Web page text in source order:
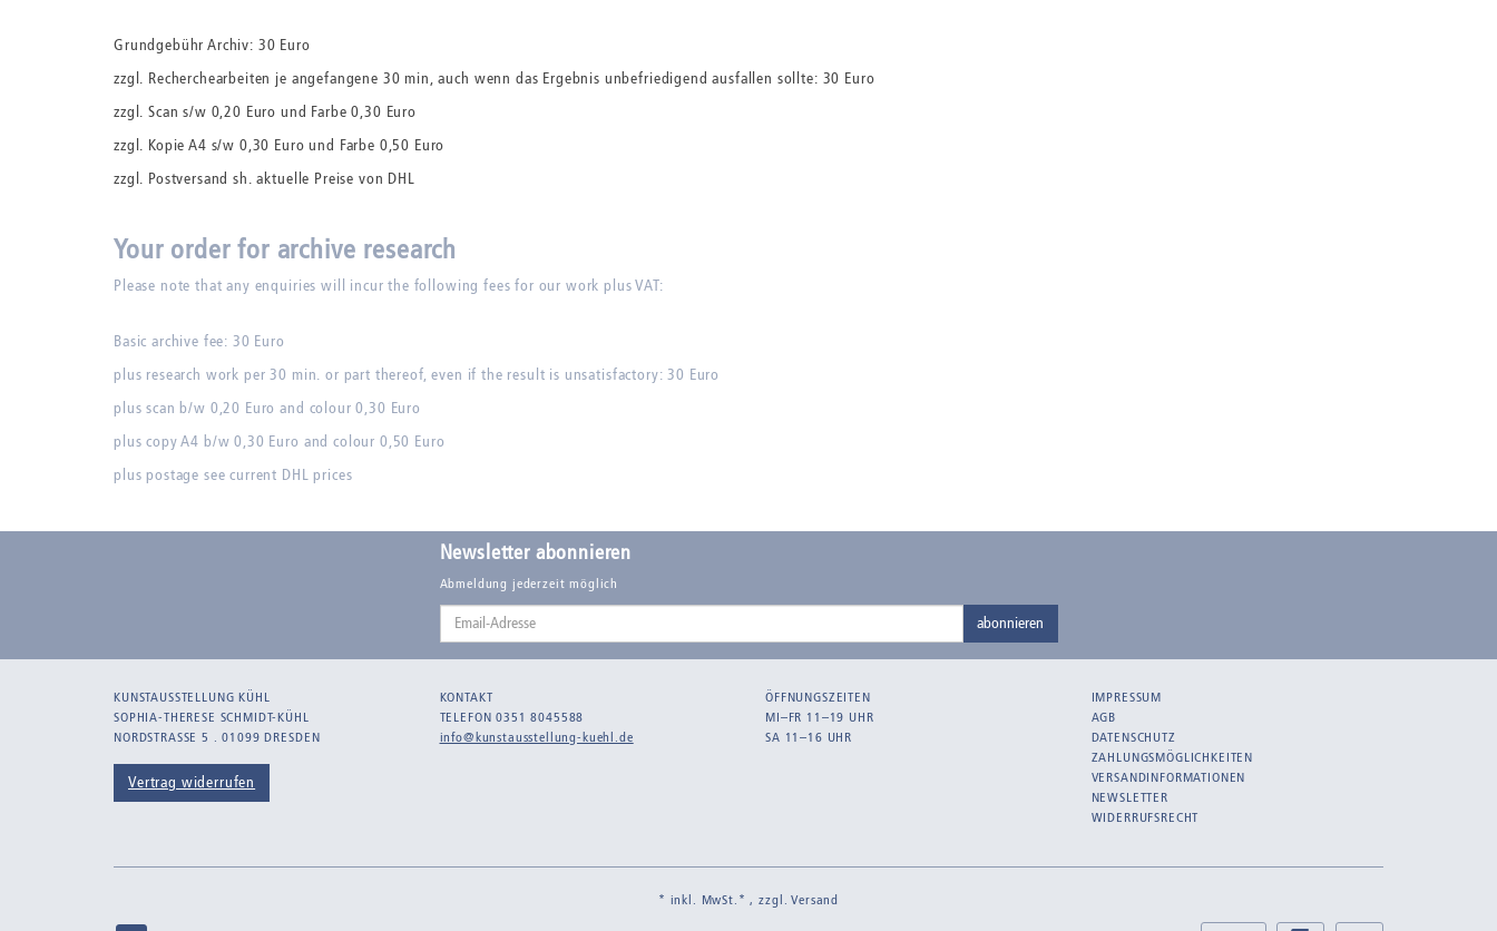
Grundgebühr Archiv: 30 Euro
zzgl. Recherchearbeiten je angefangene 30 min, auch wenn das Ergebnis unbefriedigend ausfallen sollte: 30 Euro
zzgl. Scan s/w 0,20 Euro und Farbe 0,30 Euro
zzgl. Kopie A4 s/w 0,30 Euro und Farbe 0,50 Euro
zzgl. Postversand sh. aktuelle Preise von DHL
Your order for archive research
Please note that any enquiries will incur the following fees for our work plus VAT:
Basic archive fee: 30 Euro
plus research work per 30 min. or part thereof, even if the result is unsatisfactory: 30 Euro
plus scan b/w 0,20 Euro and colour 0,30 Euro
plus copy A4 b/w 0,30 Euro and colour 0,50 Euro
plus postage see current DHL prices
Newsletter abonnieren
Abmeldung jederzeit möglich
Email-
abonnieren
KUNSTAUSSTELLUNG KÜHL
SOPHIA-THERESE SCHMIDT-KÜHL
NORDSTRASSE 5 . 01099 DRESDEN
Vertrag widerrufen
KONTAKT
TELEFON 0351 8045588
info@kunstausstellung-kuehl.de
ÖFFNUNGSZEITEN
MI–FR 11–19 UHR
SA 11–16 UHR
IMPRESSUM
AGB
DATENSCHUTZ
ZAHLUNGSMÖGLICHKEITEN
VERSANDINFORMATIONEN
NEWSLETTER
WIDERRUFSRECHT
* inkl. MwSt.* , zzgl.Versand